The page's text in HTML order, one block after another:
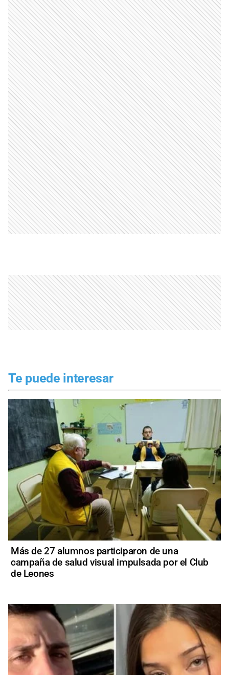
Te puede interesar
Más de 27 alumnos participaron de una
campaña de salud visual impulsada por el Club
de Leones